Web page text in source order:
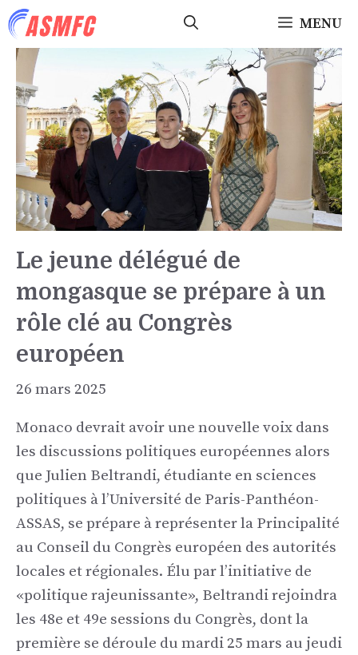
Aller
au
contenu
MENU
Le jeune délégué de
mongasque se prépare à un
rôle clé au Congrès
européen
26 mars 2025
Monaco devrait avoir une nouvelle voix dans
les discussions politiques européennes alors
que Julien Beltrandi, étudiante en sciences
politiques à l’Université de Paris-Panthéon-
ASSAS, se prépare à représenter la Principalité
au Conseil du Congrès européen des autorités
locales et régionales. Élu par l’initiative de
«politique rajeunissante», Beltrandi rejoindra
les 48e et 49e sessions du Congrès, dont la
première se déroule du mardi 25 mars au jeudi